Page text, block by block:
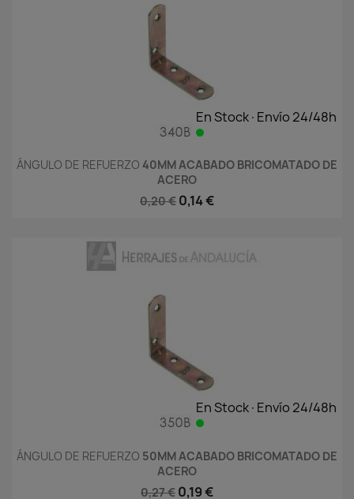
En Stock·Envío 24/48h
ÁNGULO DE REFUERZO 40MM ACABADO BRICOMATADO DE
ACERO
0,20 € 0,14 €
En Stock·Envío 24/48h
ÁNGULO DE REFUERZO 50MM ACABADO BRICOMATADO DE
ACERO
0,27 € 0,19 €